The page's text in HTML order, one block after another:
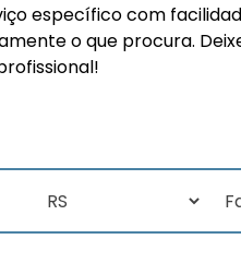
específico com
o que procura.